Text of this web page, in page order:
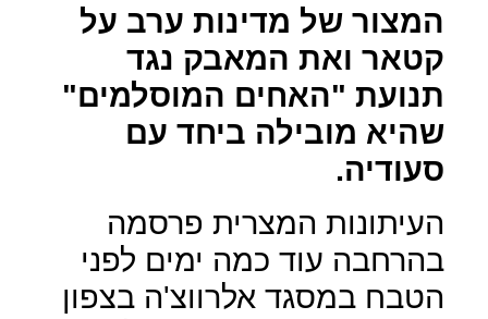
המצור של מדינות ערב על
קטאר ואת המאבק נגד
תנועת "האחים המוסלמים"
שהיא מובילה ביחד עם
סעודיה.
העיתונות המצרית פרסמה
בהרחבה עוד כמה ימים לפני
הטבח במסגד אלרווצ'ה בצפון